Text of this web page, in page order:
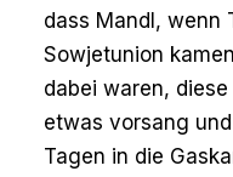
dass Mandl, wenn
Sowjetunion
dabei waren,
etwas vorsang
Tagen in die